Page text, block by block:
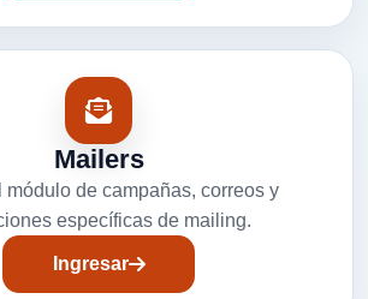
Mailers
módulo de campañas, correos y
específicas de mailing.
Ingresar